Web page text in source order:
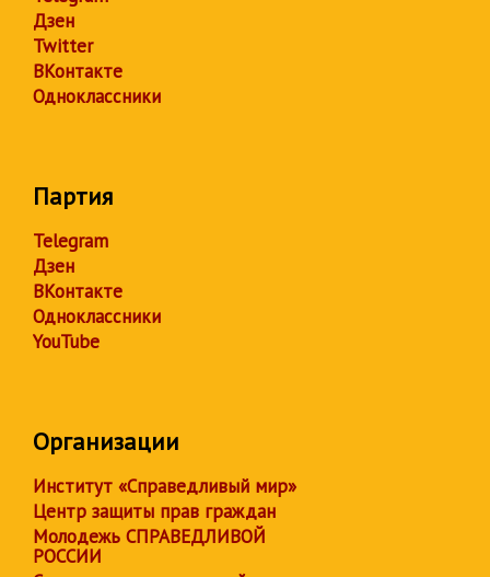
Дзен
Twitter
ВКонтакте
Одноклассники
Партия
Telegram
Дзен
ВКонтакте
Одноклассники
YouTube
Организации
Институт «Справедливый мир»
Центр защиты прав граждан
Молодежь СПРАВЕДЛИВОЙ
РОССИИ